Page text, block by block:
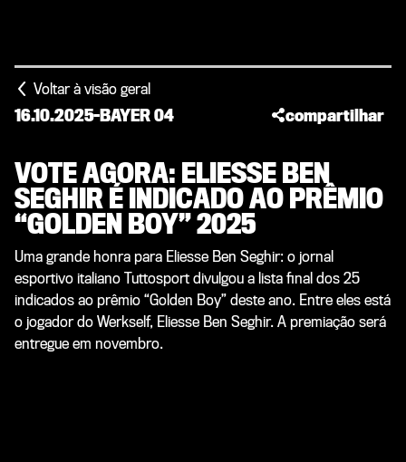
Voltar à visão geral
16.10.2025-BAYER 04 compartilhar
VOTE AGORA: ELIESSE BEN
SEGHIR É INDICADO AO PRÊMIO
“GOLDEN BOY” 2025
Uma grande honra para Eliesse Ben Seghir: o jornal
esportivo italiano Tuttosport divulgou a lista final dos 25
indicados ao prêmio “Golden Boy” deste ano. Entre eles está
o jogador do Werkself, Eliesse Ben Seghir. A premiação será
entregue em novembro.